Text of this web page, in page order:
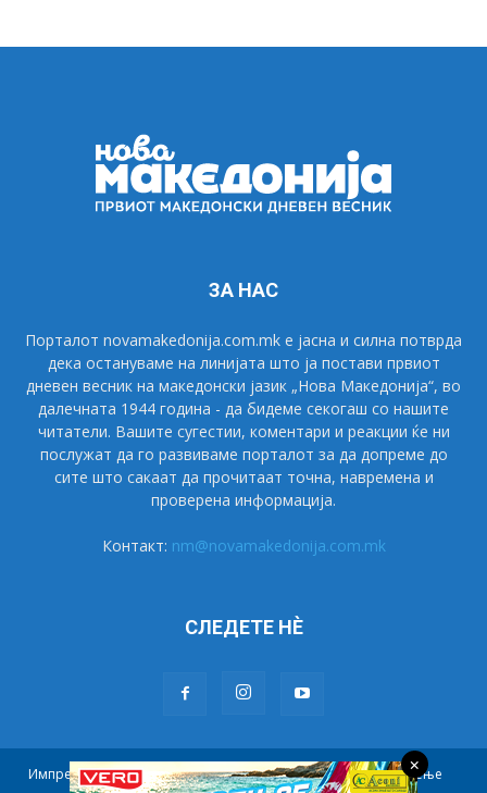
ЗА НАС
Порталот novamakedonija.com.mk е јасна и силна потврда
дека остануваме на линијата што ја постави првиот
дневен весник на македонски јазик „Нова Македонија“, во
далечната 1944 година - да бидеме секогаш со нашите
читатели. Вашите сугестии, коментари и реакции ќе ни
послужат да го развиваме порталот за да допреме до
сите што сакаат да прочитаат точна, навремена и
проверена информација.
Контакт: nm@novamakedonija.com.mk
СЛЕДЕТЕ НÈ
Импресум Маркетинг Претплата
Правила на користење
×